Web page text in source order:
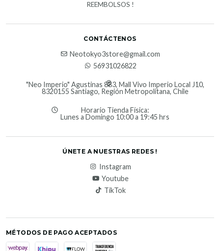
REEMBOLSOS !
CONTÁCTENOS
Neotokyo3store@gmail.com
56931026822
"Neo Imperio" Agustinas 883, Mall Vivo Imperio Local J10,
8320155 Santiago, Región Metropolitana, Chile
Horario Tienda Física:
Lunes a Domingo 10:00 a 19:45 hrs
ÚNETE A NUESTRAS REDES !
Instagram
Youtube
TikTok
MÉTODOS DE PAGO ACEPTADOS